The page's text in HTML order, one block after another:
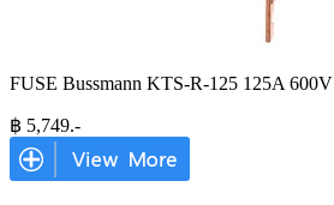
FUSE Bussmann KTS-R-125 125A 600V
฿ 5,749.-